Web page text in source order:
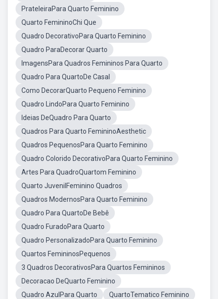
PrateleiraPara Quarto Feminino
Quarto FemininoChi Que
Quadro DecorativoPara Quarto Feminino
Quadro ParaDecorar Quarto
ImagensPara Quadros Femininos Para Quarto
Quadro Para QuartoDe Casal
Como DecorarQuarto Pequeno Feminino
Quadro LindoPara Quarto Feminino
Ideias DeQuadro Para Quarto
Quadros Para Quarto FemininoAesthetic
Quadros PequenosPara Quarto Feminino
Quadro Colorido DecorativoPara Quarto Feminino
Artes Para QuadroQuartom Feminino
Quarto JuvenilFeminino Quadros
Quadros ModernosPara Quarto Feminino
Quadro Para QuartoDe Bebê
Quadro FuradoPara Quarto
Quadro PersonalizadoPara Quarto Feminino
Quartos FemininosPequenos
3 Quadros DecorativosPara Quartos Femininos
Decoracao DeQuarto Feminino
Quadro AzulPara Quarto
QuartoTematico Feminino